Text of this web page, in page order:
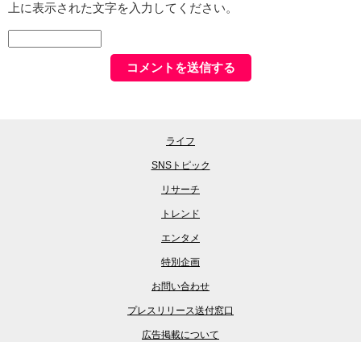
上に表示された文字を入力してください。
ライフ
SNSトピック
リサーチ
トレンド
エンタメ
特別企画
お問い合わせ
プレスリリース送付窓口
広告掲載について